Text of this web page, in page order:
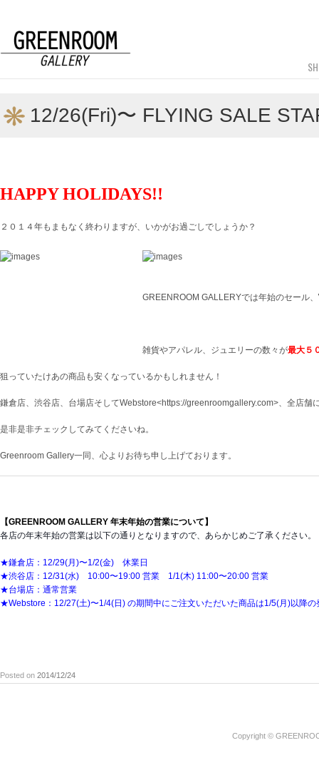
12/26(Fri)〜 FLYING SALE
HAPPY HOLIDAYS!!
２０１４年もまもなく終わりますが、いかがお過ごしでしょうか？
GREENROOM GALLERYでは年始のセール、
雑貨やアパレル、ジュエリーの数々が最大５
狙っていたけあの商品も安くなっているかもしれません！
鎌倉店、渋谷店、台場店そしてWebstore<https://greenroomgallery.com>、全店舗
是非是非チェックしてみてくださいね。
Greenroom Gallery一同、心よりお待ち申し上げております。
【GREENROOM GALLERY 年末年始の営業について】
各店の年末年始の営業は以下の通りとなりますので、あらかじめご了承ください。
★鎌倉店：12/29(月)〜1/2(金) 休業日
★渋谷店：12/31(水) 10:00〜19:00 営業 1/1(木) 11:00〜20:00 営業
★台場店：通常営業
★Webstore：12/27(土)〜1/4(日) の期間中にご注文いただいた商品は1/5(月)以降の
Posted on 2014/12/24
Copyright ©